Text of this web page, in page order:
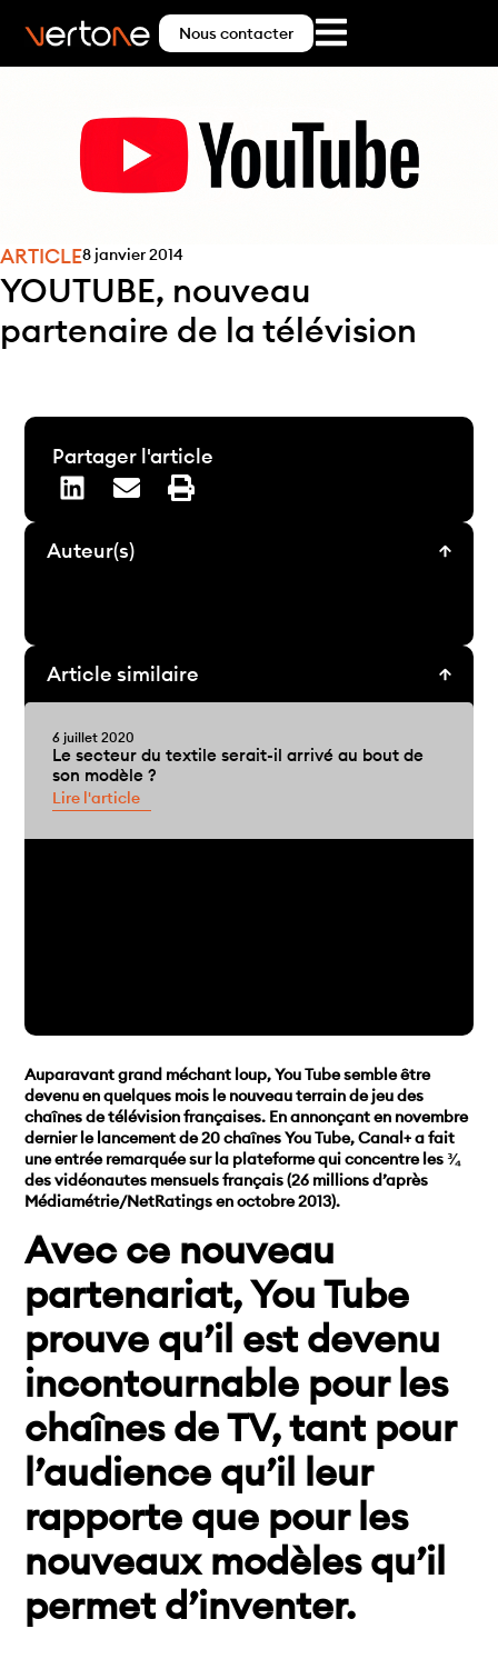
Nous contacter
ARTICLE8 janvier 2014
YOUTUBE, nouveau
partenaire de la télévision
Auparavant grand méchant loup, You Tube semble être
devenu en quelques mois le nouveau terrain de jeu des
chaînes de télévision françaises. En annonçant en novembre
dernier le lancement de 20 chaînes You Tube, Canal+ a fait
une entrée remarquée sur la plateforme qui concentre les ¾
des vidéonautes mensuels français (26 millions d’après
Médiamétrie/NetRatings en octobre 2013).
Avec ce nouveau
partenariat, You Tube
prouve qu’il est devenu
incontournable pour les
chaînes de TV, tant pour
l’audience qu’il leur
rapporte que pour les
nouveaux modèles qu’il
permet d’inventer.
Partager l'article
Auteur(s)
Article similaire
6 juillet 2020
Le secteur du textile serait-il arrivé au bout de
son modèle ?
Lire l'article